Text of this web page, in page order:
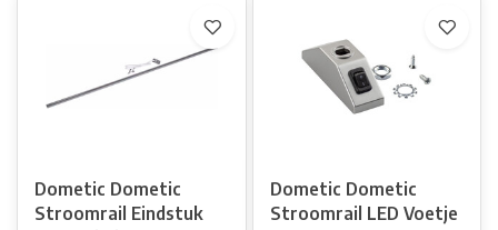
Dometic Dometic
Stroomrail Eindstuk
Dometic Dometic
Stroomrail LED Voetje